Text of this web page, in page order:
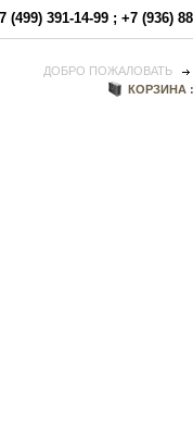
(499) 391-14-99 ; +7 (936)
ДОБРО ПОЖАЛОВАТЬ
КОРЗИНА :